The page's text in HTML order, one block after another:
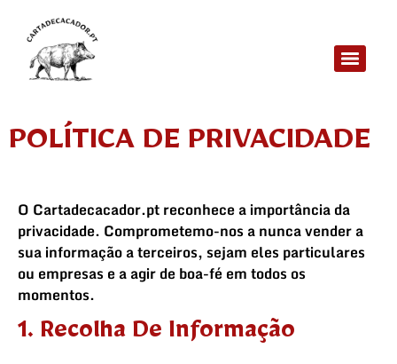
POLÍTICA DE PRIVACIDADE
O Cartadecacador.pt reconhece a importância da
privacidade. Comprometemo-nos a nunca vender a
sua informação a terceiros, sejam eles particulares
ou empresas e a agir de boa-fé em todos os
momentos.
1. Recolha De Informação